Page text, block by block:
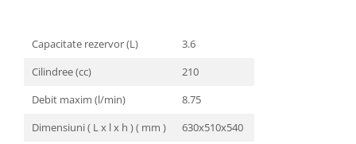
Ventilatoare
Zootehnie
Foarfeci tuns oi
Capacitate rezervor (L)
3.6
Cilindree (cc)
210
Debit maxim (l/min)
8.75
Dimensiuni ( L x l x h ) ( mm )
630x510x540